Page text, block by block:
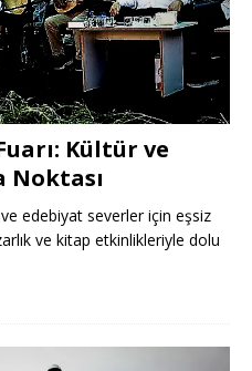
Kültür ve
Noktası
edebiyat severler için eşsiz
ve kitap etkinlikleriyle dolu